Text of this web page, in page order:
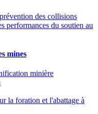
des collisions
performances du soutien au
mines
minière
la foration et l'abattage à